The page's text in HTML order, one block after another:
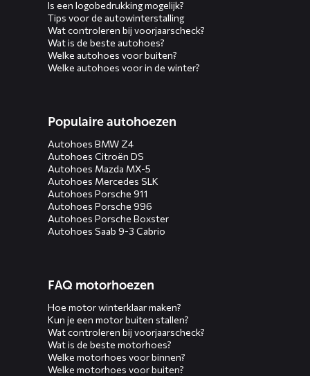
Is een logobedrukking mogelijk?
Tips voor de autowinterstalling
Wat controleren bij voorjaarscheck?
Wat is de beste autohoes?
Welke autohoes voor buiten?
Welke autohoes voor in de winter?
Populaire autohoezen
Autohoes BMW Z4
Autohoes Citroën DS
Autohoes Mazda MX-5
Autohoes Mercedes SLK
Autohoes Porsche 911
Autohoes Porsche 996
Autohoes Porsche Boxster
Autohoes Saab 9-3 Cabrio
FAQ motorhoezen
Hoe motor winterklaar maken?
Kun je een motor buiten stallen?
Wat controleren bij voorjaarscheck?
Wat is de beste motorhoes?
Welke motorhoes voor binnen?
Welke motorhoes voor buiten?